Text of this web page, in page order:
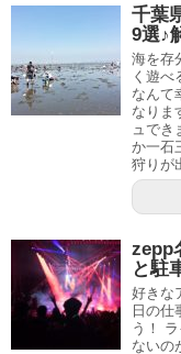
千葉
9選♪
海を存
く遊べ
なんて
なりま
ュでき
か一石
狩りが
zepp
と駐
好きな
日の仕
う！
ないの